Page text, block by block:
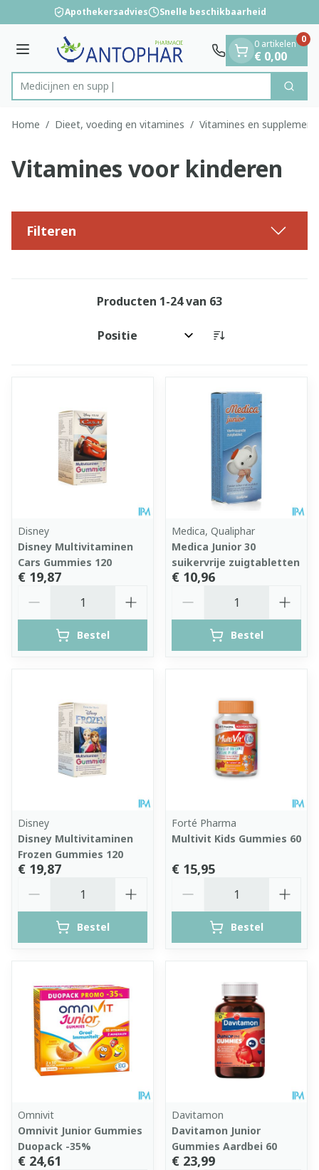
Ga naar de inhoud
1 van 1 Apothekersadvies Snelle beschikbaarheid
Menu
Product, merk, categorie... Zoek
0 artikelen
€ 0,00
0
Home / Dieet, voeding en vitamines / Vitamines en
Vitamines voor kinderen
Filteren
Producten 1-24van 63
Sorteer op:
Disney
Disney Multivitaminen
Cars Gummies 120
€ 19,87
Bestel
Medica, Qualiphar
Medica Junior 30
suikervrije zuigtabletten
€ 10,96
Bestel
Disney
Disney Multivitaminen
Frozen Gummies 120
€ 19,87
Bestel
Forté Pharma
Multivit Kids Gummies 60
€ 15,95
Bestel
Omnivit
Omnivit Junior Gummies
Duopack -35%
€ 24,61
Davitamon
Davitamon Junior
Gummies Aardbei 60
€ 23,99